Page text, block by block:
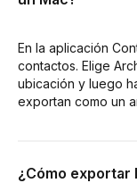
En la aplicación
contactos. Elige
ubicación y luego
exportan como un
¿Cómo exportar